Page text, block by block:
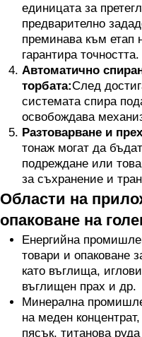
единицата за
предварително
преминава към етап
гарантира точността.
Автоматично
торбата:След
системата спира
освобождава
Разтоварване и
тонаж могат да
подреждане или
за съхранение и
Области на
опаковане на
Енергийна
товари и опаковане
като въглища,
въглищен прах и др.
Минерална
на меден
пясък, титанова